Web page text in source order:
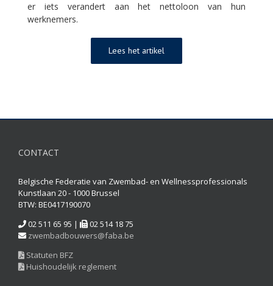
er iets verandert aan het nettoloon van hun
werknemers.
Lees het artikel
CONTACT
Belgische Federatie van Zwembad- en Wellnessprofessionals
Kunstlaan 20 - 1000 Brussel
BTW: BE0417190070
02 511 65 95 |
02 514 18 75
zwembadbouwers@faba.be
Statuten BFZ
Huishoudelijk reglement